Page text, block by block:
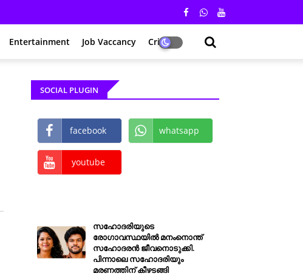
Entertainment Job Vaccancy Crime
SOCIAL PLUGIN
facebook whatsapp
youtube
സഹോദരിയുടെ
രോഗാവസ്ഥയിൽ മനംനൊന്ത്
സഹോദരൻ ജീവനൊടുക്കി.
പിന്നാലെ സഹോദരിയും
മരണത്തിന് കീഴടങ്ങി